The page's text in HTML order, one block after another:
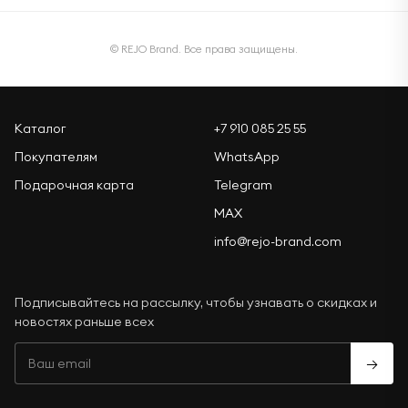
© REJO Brand. Все права защищены.
Каталог
Покупателям
Подарочная карта
+7 910 085 25 55
WhatsApp
Telegram
MAX
info@rejo-brand.com
Подписывайтесь на рассылку, чтобы узнавать о скидках и
новостях раньше всех
→